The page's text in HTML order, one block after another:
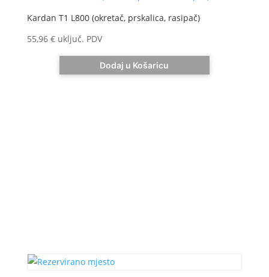
Kardan T1 L800 (okretač, prskalica, rasipač)
55,96 € uključ. PDV
Dodaj u Košaricu